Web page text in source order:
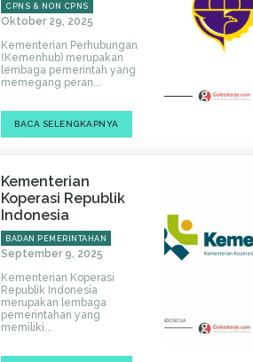
CPNS & NON CPNS
Oktober 29, 2025
Kementerian Perhubungan
(Kemenhub) merupakan
lembaga pemerintah yang
memegang peran...
BACA SELENGKAPNYA
Kementerian
Koperasi Republik
Indonesia
BADAN PEMERINTAHAN
September 9, 2025
Kementerian Koperasi
Republik Indonesia
merupakan lembaga
pemerintahan yang
memiliki...